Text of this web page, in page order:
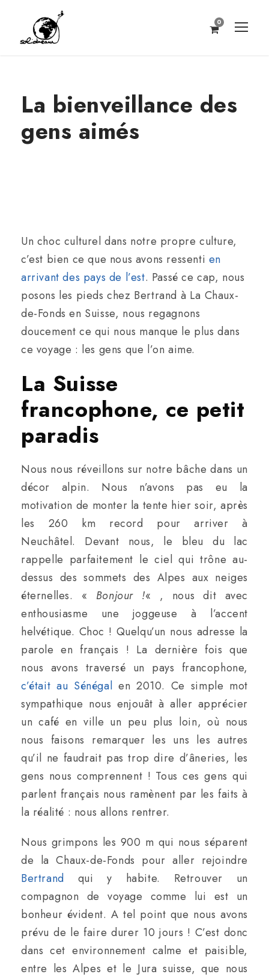
0
La bienveillance des
gens aimés
Un choc culturel dans notre propre culture,
c’est bien ce que nous avons ressenti en
arrivant des pays de l’est. Passé ce cap, nous
posons les pieds chez Bertrand à La Chaux-
de-Fonds en Suisse, nous regagnons
doucement ce qui nous manque le plus dans
ce voyage : les gens que l’on aime.
La Suisse
francophone, ce petit
paradis
Nous nous réveillons sur notre bâche dans un
décor alpin. Nous n’avons pas eu la
motivation de monter la tente hier soir, après
les 260 km record pour arriver à
Neuchâtel. Devant nous, le bleu du lac
rappelle parfaitement le ciel qui trône au-
dessus des sommets des Alpes aux neiges
éternelles. « Bonjour !« , nous dit avec
enthousiasme une joggeuse à l’accent
helvétique. Choc ! Quelqu’un nous adresse la
parole en français ! La dernière fois que
nous avons traversé un pays francophone,
c’était au Sénégal en 2010. Ce simple mot
sympathique nous enjouât à aller apprécier
un café en ville un peu plus loin, où nous
nous faisons remarquer les uns les autres
qu’il ne faudrait pas trop dire d’âneries, les
gens nous comprennent ! Tous ces gens qui
parlent français nous ramènent par les faits à
la réalité : nous allons rentrer.
Nous grimpons les 900 m qui nous séparent
de la Chaux-de-Fonds pour aller rejoindre
Bertrand qui y habite. Retrouver un
compagnon de voyage comme lui est un
bonheur évident. A tel point que nous avons
prévu de le faire durer 10 jours ! C’est donc
dans cet environnement calme et paisible,
entre les Alpes et le Jura suisse, que nous